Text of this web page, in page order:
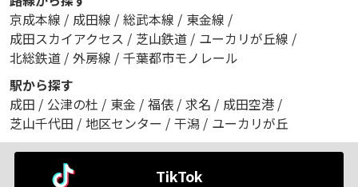
京成本線 / 成田線 / 総武本線 / 東金線 /
成田スカイアクセス / 芝山鉄道 / ユーカリが丘線 /
北総鉄道 / 外房線 / 千葉都市モノレール
駅から探す
成田 / 公津の杜 / 東金 / 福俵 / 求名 / 成田空港 /
芝山千代田 / 地区センター / 干潟 / ユーカリが丘
TikTok